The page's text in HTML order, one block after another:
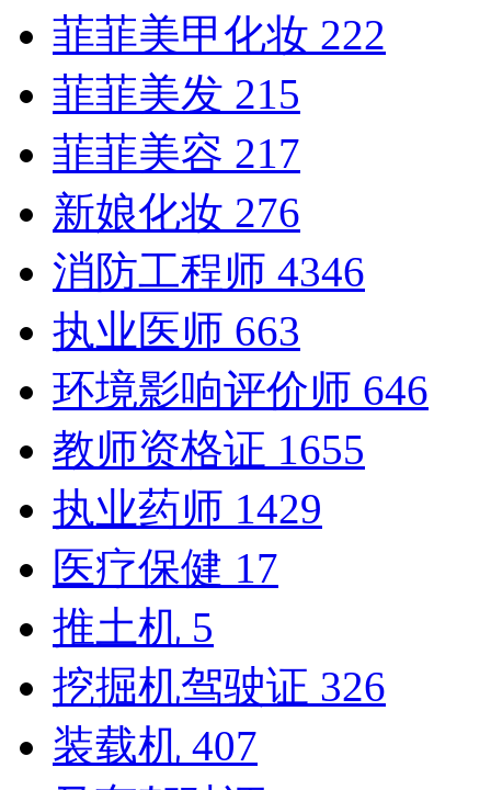
菲菲美甲化妆 222
菲菲美发 215
菲菲美容 217
新娘化妆 276
消防工程师 4346
执业医师 663
环境影响评价师 646
教师资格证 1655
执业药师 1429
医疗保健 17
推土机 5
挖掘机驾驶证 326
装载机 407